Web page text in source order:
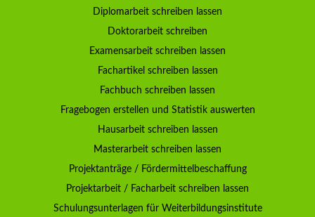
Diplomarbeit schreiben lassen
Doktorarbeit schreiben
Examensarbeit schreiben lassen
Fachartikel schreiben lassen
Fachbuch schreiben lassen
Fragebogen erstellen und Statistik auswerten
Hausarbeit schreiben lassen
Masterarbeit schreiben lassen
Projektanträge / Fördermittelbeschaffung
Projektarbeit / Facharbeit schreiben lassen
Schulungsunterlagen für Weiterbildungsinstitute